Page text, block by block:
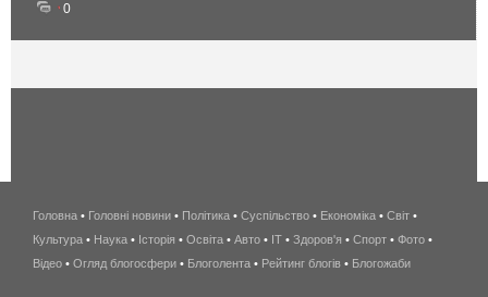
0
беспроводной
интернет
киев
Головна • Головні новини • Політика • Суспільство • Економіка • Світ •
Культура • Наука • Історія • Освіта • Авто • IT • Здоров'я • Спорт • Фото •
Відео • Огляд блогосфери • Блоголента • Рейтинг блогів • Блогожаби